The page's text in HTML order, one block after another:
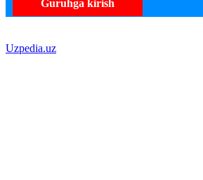
Guruhga kirish
Uzpedia.uz